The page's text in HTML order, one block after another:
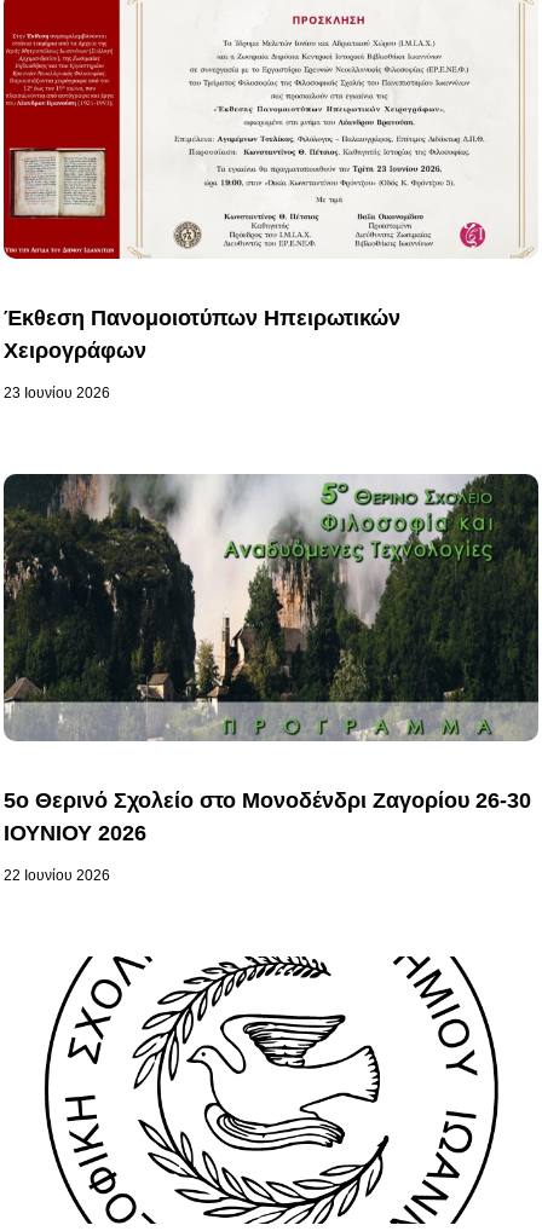
Έκθεση Πανομοιοτύπων Ηπειρωτικών
Χειρογράφων
23 Ιουνίου 2026
5ο Θερινό Σχολείο στο Μονοδένδρι Ζαγορίου 26-30
ΙΟΥΝΙΟΥ 2026
22 Ιουνίου 2026